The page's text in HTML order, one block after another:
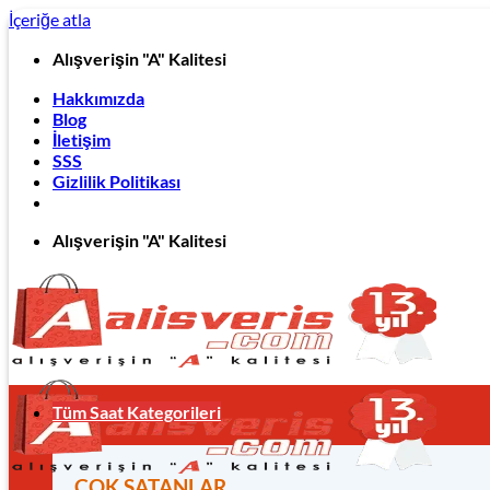
İçeriğe atla
Alışverişin "A" Kalitesi
Hakkımızda
Blog
İletişim
SSS
Gizlilik Politikası
Alışverişin "A" Kalitesi
Tüm Saat Kategorileri